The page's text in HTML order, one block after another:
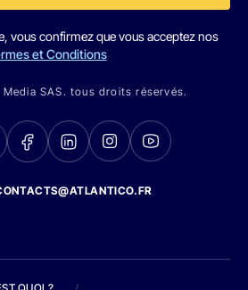
vous confirmez que vous acceptez nos
et Conditions
SAS. tous droits réservés.